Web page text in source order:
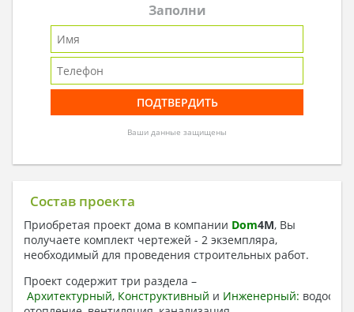
Заполни
Ваши данные защищены
Состав проекта
Приобретая проект дома в компании Dom4M, Вы
получаете комплект чертежей - 2 экземпляра,
необходимый для проведения строительных работ.
Проект содержит три раздела –
Архитектурный, Конструктивный и Инженерный: